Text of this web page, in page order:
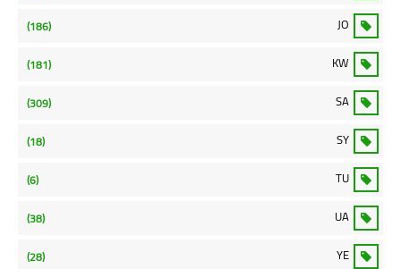
JO
(186)
KW
(181)
SA
(309)
SY
(18)
TU
(6)
UA
(38)
YE
(28)